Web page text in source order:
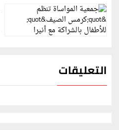
التعليقات